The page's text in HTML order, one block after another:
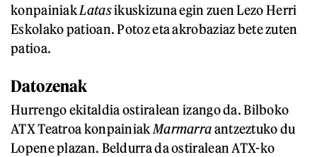
konpainiakLatasikuskizuna egin zuen Lezo Herri
Eskolako patioan. Potoz eta akrobaziaz bete zuten
patioa.
Datozenak
Hurrengo ekitaldia ostiralean izango da. Bilboko
ATX Teatroa konpainiak Marmarraantzeztuko du
Lopene plazan. Beldurra da ostiralean ATX-ko